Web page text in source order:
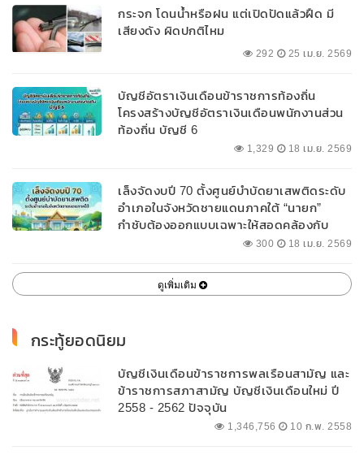
กระจก โดนน้ำหรือฝน แต่เปิดปัดแล้วฝืด มี
เสียงดัง ผิดปกติไหม
292 25 เม.ย. 2569
บัญชีอัตราเงินเดือนข้าราชการท้องถิ่น
โครงสร้างบัญชีอัตราเงินเดือนพนักงานส่วน
ท้องถิ่น บัญชี 6
1,329 18 เม.ย. 2569
เล็งจัดงบปี 70 ตั้งศูนย์บำบัดยาเสพติดระดับ
อำเภอในจังหวัดชายแดนภาคใต้ “นายก”
กำชับต้องออกแบบเฉพาะให้สอดคล้องกับ
300 18 เม.ย. 2569
ดูเพิ่มเติม
กระทู้ยอดนิยม
บัญชีเงินเดือนข้าราชการพลเรือนสามัญ และ
ข้าราชการสภาสามัญ บัญชีเงินเดือนใหม่ ปี
2558 - 2562 ปัจจุบัน
1,346,756 10 ก.พ. 2558